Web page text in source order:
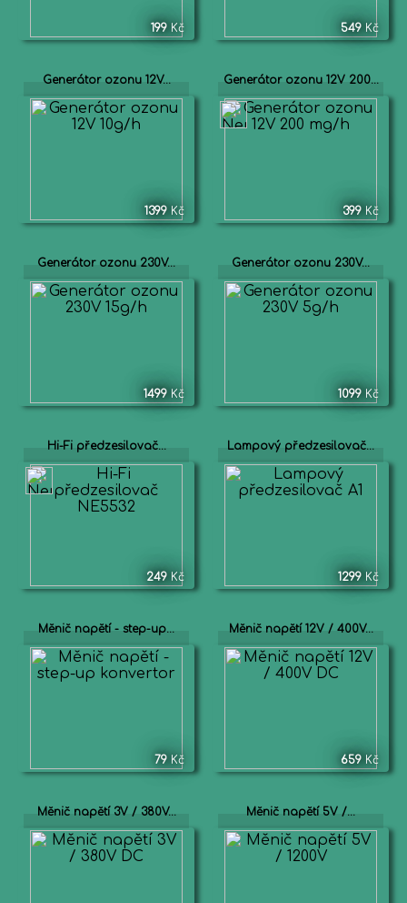
199 Kč 549 Kč
Generátor ozonu 12V...
1399 Kč
Generátor ozonu 12V 200...
399 Kč
Generátor ozonu 230V...
1499 Kč
Generátor ozonu 230V...
1099 Kč
Hi-Fi předzesilovač...
249 Kč
Lampový předzesilovač...
1299 Kč
Měnič napětí - step-up...
79 Kč
Měnič napětí 12V / 400V...
659 Kč
Měnič napětí 3V / 380V... Měnič napětí 5V /...